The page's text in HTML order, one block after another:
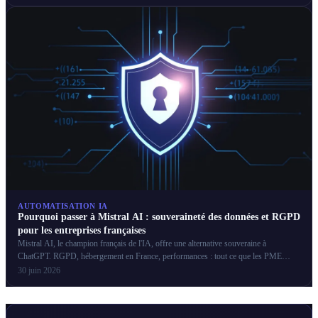
AUTOMATISATION IA
Pourquoi passer à Mistral AI : souveraineté des données et RGPD
pour les entreprises françaises
Mistral AI, le champion français de l'IA, offre une alternative souveraine à
ChatGPT. RGPD, hébergement en France, performances : tout ce que les PME
françaises doivent savoir.
30 juin 2026